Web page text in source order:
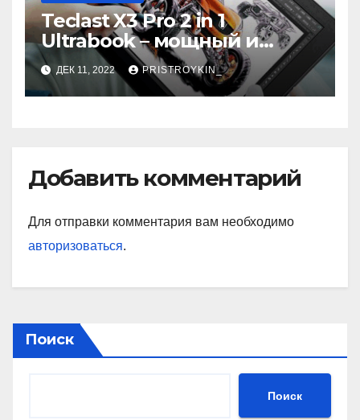
Teclast X3 Pro 2 in 1
Ultrabook – мощный и
самодостаточный
ДЕК 11, 2022 PRISTROYKIN_
Добавить комментарий
Для отправки комментария вам необходимо
авторизоваться.
Поиск
Поиск